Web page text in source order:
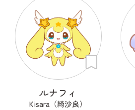
ルナフィ
Kisara（綺沙良）